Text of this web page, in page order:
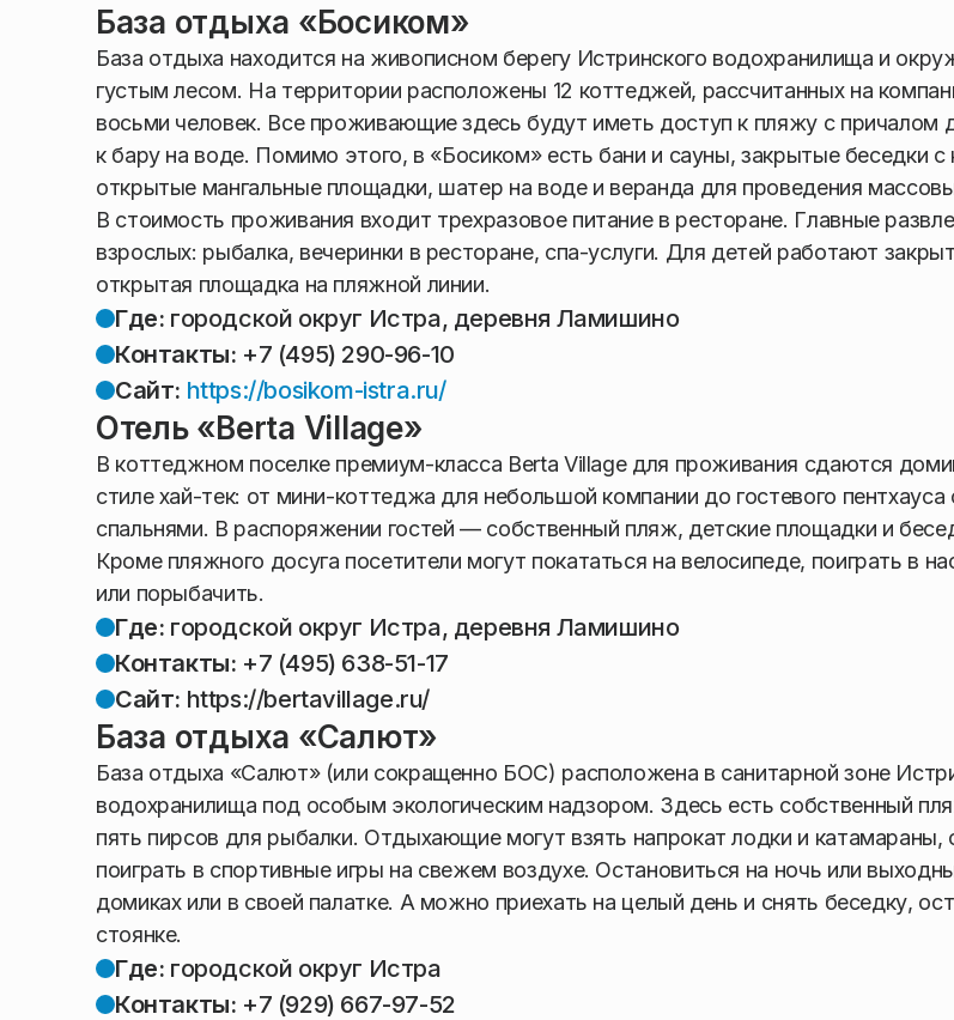
База отдыха «Босиком»
База отдыха находится на живописном берегу Истринского водохранилища и
густым лесом. На территории расположены 12 коттеджей, рассчитанных на
восьми человек. Все проживающие здесь будут иметь доступ к пляжу с причалом
к бару на воде. Помимо этого, в «Босиком» есть бани и сауны, закрытые беседки с
открытые мангальные площадки, шатер на воде и веранда для проведения
В стоимость проживания входит трехразовое питание в ресторане. Главные
взрослых: рыбалка, вечеринки в ресторане, спа-услуги. Для детей работают
открытая площадка на пляжной линии.
Где: городской округ Истра, деревня Ламишино
Контакты: +7 (495) 290-96-10
Сайт: https://bosikom-istra.ru/
Отель «Berta Village»
В коттеджном поселке премиум-класса Berta Village для проживания сдаются
стиле хай-тек: от мини-коттеджа для небольшой компании до гостевого пентхауса
спальнями. В распоряжении гостей — собственный пляж, детские площадки и
Кроме пляжного досуга посетители могут покататься на велосипеде, поиграть в
или порыбачить.
Где: городской округ Истра, деревня Ламишино
Контакты: +7 (495) 638-51-17
Сайт: https://bertavillage.ru/
База отдыха «Салют»
База отдыха «Салют» (или сокращенно БОС) расположена в санитарной зоне
водохранилища под особым экологическим надзором. Здесь есть собственный
пять пирсов для рыбалки. Отдыхающие могут взять напрокат лодки и катамараны,
поиграть в спортивные игры на свежем воздухе. Остановиться на ночь или
домиках или в своей палатке. А можно приехать на целый день и снять беседку,
стоянке.
Где: городской округ Истра
Контакты: +7 (929) 667-97-52